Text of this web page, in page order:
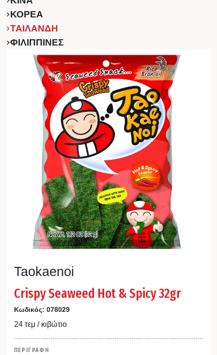
ΚΟΡΕΑ
ΤΑΙΛΑΝΔΗ
ΦΙΛΙΠΠΙΝΕΣ
Taokaenoi
Crispy Seaweed Hot & Spicy 32gr
Κωδικός: 078029
24 τεμ / κιβώτιο
ΠΕΡΙΓΡΑΦΗ